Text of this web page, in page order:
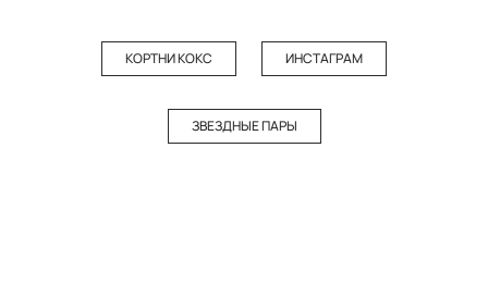
КОРТНИ КОКС ИНСТАГРАМ
ЗВЕЗДНЫЕ ПАРЫ